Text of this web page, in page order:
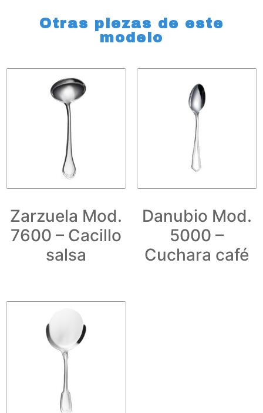
Otras piezas de este
modelo
Zarzuela Mod.
7600 – Cacillo
salsa
Danubio Mod.
5000 –
Cuchara café